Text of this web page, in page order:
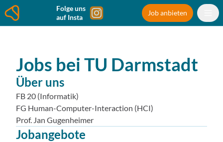
Folge uns
auf Insta
Job anbieten
Jobs bei TU Darmstadt
Über uns
FB 20 (Informatik)
FG Human-Computer-Interaction (HCI)
Prof. Jan Gugenheimer
Jobangebote